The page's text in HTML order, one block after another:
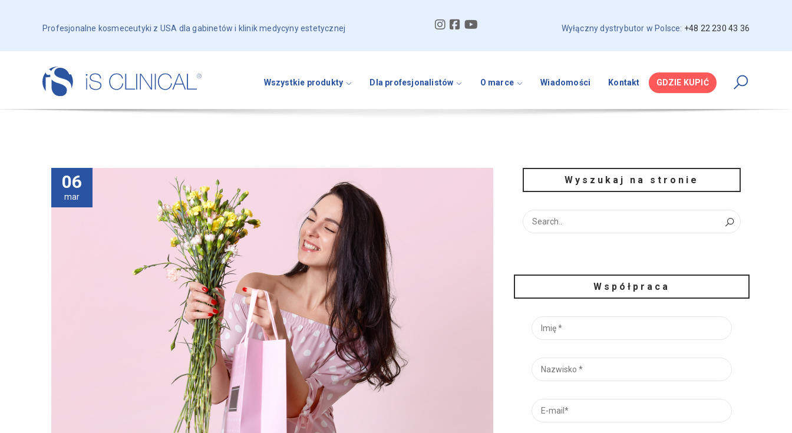
Profesjonalne kosmeceutyki z USA dla gabinetów i klinik medycyny estetycznej Wyłączny dystrybutor w Polsce: +48 22 230 43 36
Wszystkie produkty Dla profesjonalistów O marce Wiadomości Kontakt GDZIE KUPIĆ
06
mar
Wyszukaj na stronie
Współpraca